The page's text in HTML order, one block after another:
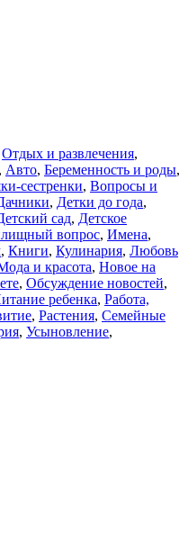
Отдых и развлечения,
, Авто, Беременность и роды,
сестренки, Вопросы и
, Детки до года,
сад, Детское
вопрос, Имена,
, Книги, Кулинария, Любовь
и красота, Новое на
, Обсуждение новостей,
ребенка, Работа,
, Растения, Семейные
, Усыновление,